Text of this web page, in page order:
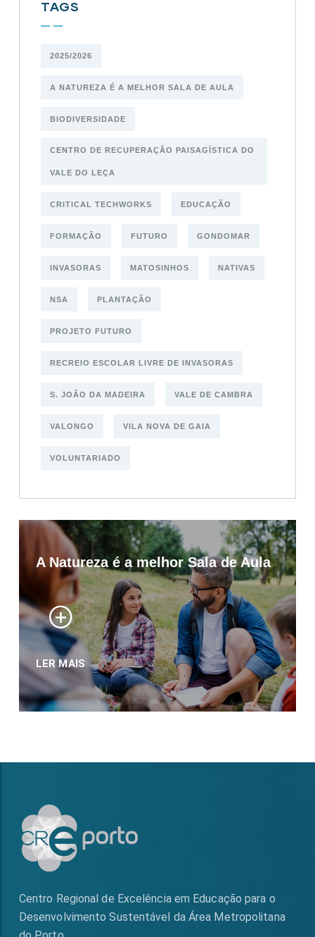
TAGS
2025/2026
A NATUREZA É A MELHOR SALA DE AULA
BIODIVERSIDADE
CENTRO DE RECUPERAÇÃO PAISAGÍSTICA DO
VALE DO LEÇA
CRITICAL TECHWORKS EDUCAÇÃO
FORMAÇÃO FUTURO GONDOMAR
INVASORAS MATOSINHOS NATIVAS
NSA PLANTAÇÃO
PROJETO FUTURO
RECREIO ESCOLAR LIVRE DE INVASORAS
S. JOÃO DA MADEIRA VALE DE CAMBRA
VALONGO VILA NOVA DE GAIA
VOLUNTARIADO
A Natureza é a melhor Sala de Aula
LER MAIS
Centro Regional de Excelência em Educação para o
Desenvolvimento Sustentável da Área Metropolitana